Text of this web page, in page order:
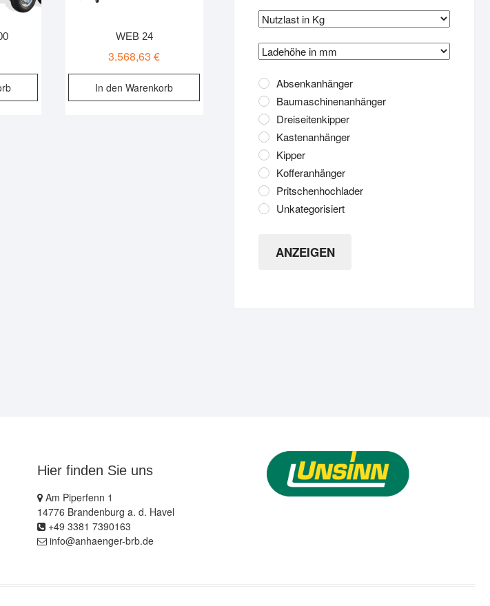
WEB 24
3.568,63€
In den Warenkorb
Absenkanhänger
Baumaschinenanhänger
Dreiseitenkipper
Kastenanhänger
Kipper
Kofferanhänger
Pritschenhochlader
Unkategorisiert
ANZEIGEN
Hier finden Sie uns
Am Piperfenn 1
14776 Brandenburg a. d. Havel
+49 3381 7390163
info@anhaenger-brb.de